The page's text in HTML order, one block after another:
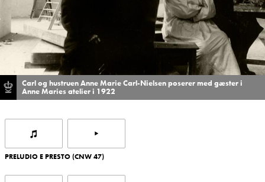
Carl og hustruen Anne Marie Carl-Nielsen poserer med gæster i
Anne Maries atelier i 1922
PRELUDIO E PRESTO (CNW 47)